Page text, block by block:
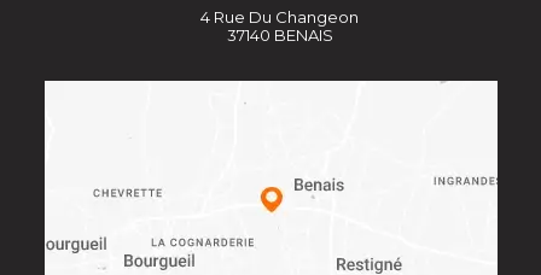
4 Rue Du Changeon
37140 BENAIS